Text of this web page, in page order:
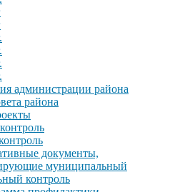
администрации района
района
документы,
муниципальный
контроль